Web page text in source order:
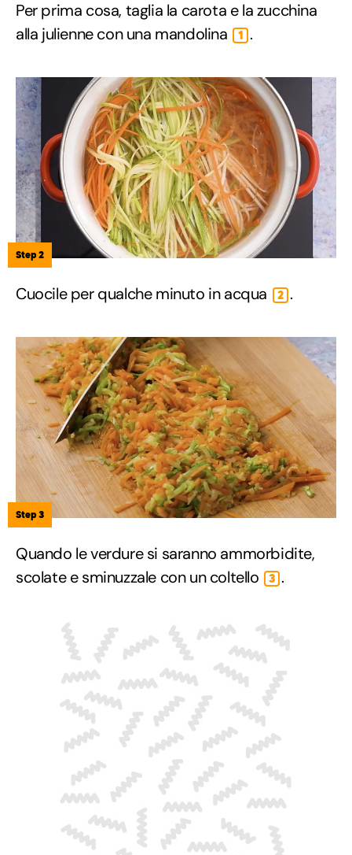
Per prima cosa, taglia la carota e la zucchina
alla julienne con una mandolina
1 .
Step 2
Cuocile per qualche minuto in acqua 2 .
Step 3
Quando le verdure si saranno ammorbidite,
scolate e sminuzzale con un coltello
3 .